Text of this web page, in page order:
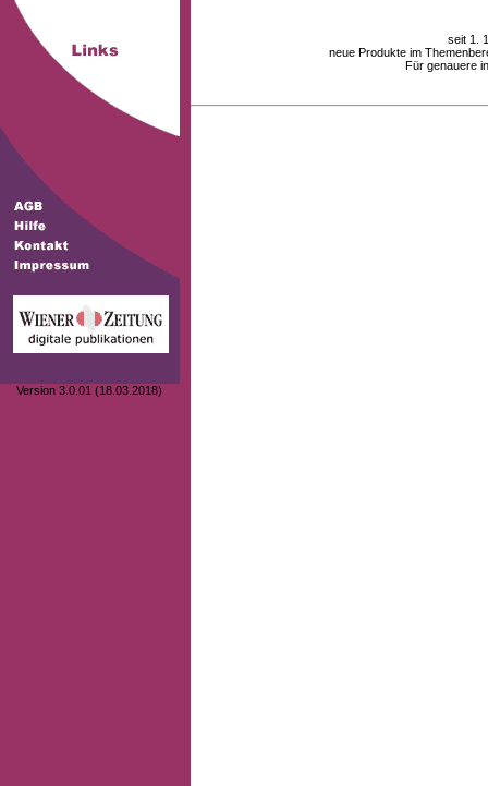
Version 3.0.01 (18.03.2018)
seit 1.
neue Produkte im
Für genauere